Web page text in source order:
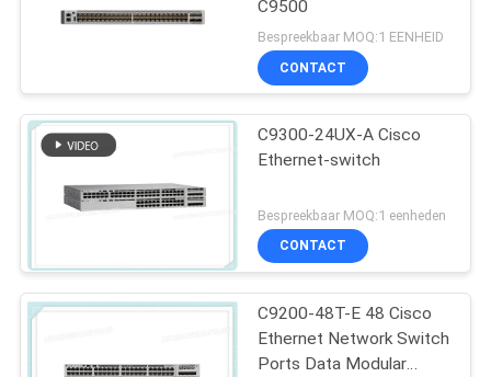
C9500
Bespreekbaar MOQ:1 EENHEID
CONTACT
C9300-24UX-A Cisco
Ethernet-switch
Bespreekbaar MOQ:1 eenheden
CONTACT
C9200-48T-E 48 Cisco
Ethernet Network Switch
Ports Data Modular